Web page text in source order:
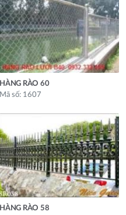
HÀNG RÀO 60
Mã số: 1607
HÀNG RÀO 58